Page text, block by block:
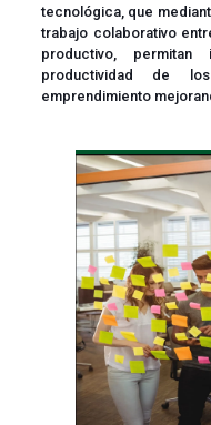
tecnológica, que
trabajo colaborativo
productivo, permitan
productividad de
emprendimiento